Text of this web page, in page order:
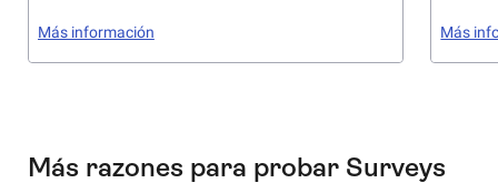
Más información Más
Más razones para probar Surveys